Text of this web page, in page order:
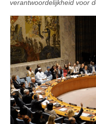
verantwoordelijkheid voor